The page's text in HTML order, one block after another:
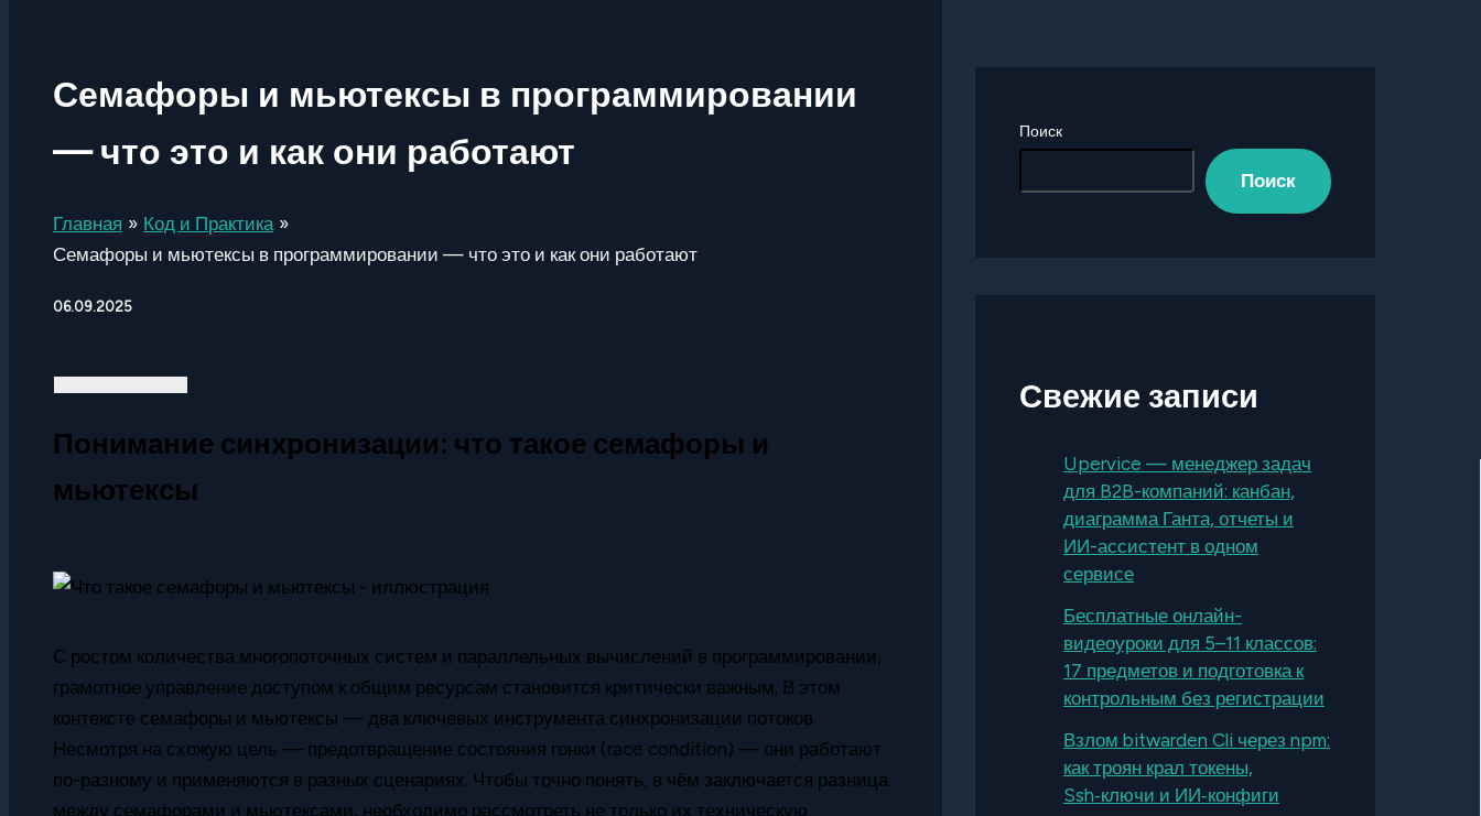
Семафоры и мьютексы в программировании
— что это и как они работают
Главная
Код и Практика
Семафоры и мьютексы в программировании — что это и как они работают
06.09.2025
Понимание синхронизации: что такое семафоры и
мьютексы
С ростом количества многопоточных систем и параллельных вычислений в программировании,
грамотное управление доступом к общим ресурсам становится критически важным. В этом
контексте семафоры и мьютексы — два ключевых инструмента синхронизации потоков.
Несмотря на схожую цель — предотвращение состояния гонки (race condition) — они работают
по-разному и применяются в разных сценариях. Чтобы точно понять, в чём заключается разница
между семафорами и мьютексами, необходимо рассмотреть не только их техническую
Поиск
Поиск
Свежие записи
Upervice — менеджер задач
для B2B-компаний: канбан,
диаграмма Ганта, отчеты и
ИИ-ассистент в одном
сервисе
Бесплатные онлайн-
видеоуроки для 5–11 классов:
17 предметов и подготовка к
контрольным без регистрации
Взлом bitwarden Cli через npm:
как троян крал токены,
Ssh‑ключи и ИИ‑конфиги